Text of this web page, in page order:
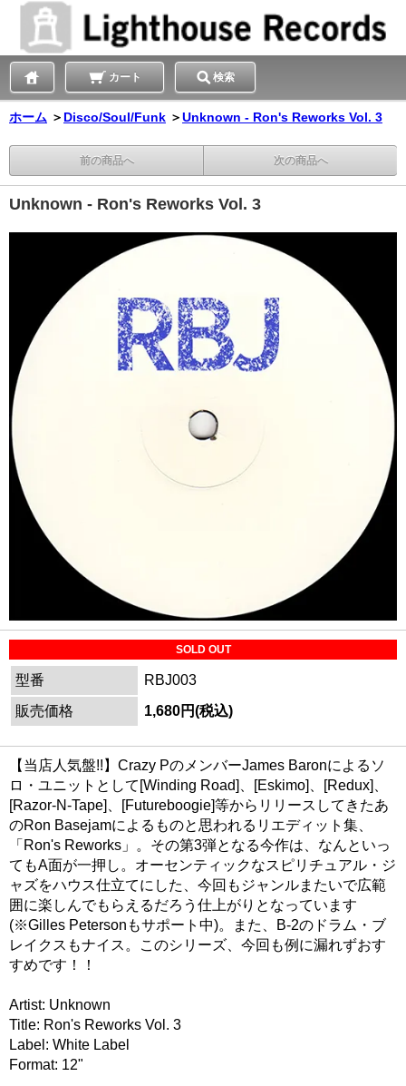
カート 検索
ホーム ＞ Disco/Soul/Funk ＞Unknown - Ron's Reworks Vol. 3
前の商品へ 次の商品へ
Unknown - Ron's Reworks Vol. 3
SOLD OUT
型番
RBJ003
販売価格
1,680円(税込)
【当店人気盤!!】Crazy PのメンバーJames Baronによるソ
ロ・ユニットとして[Winding Road]、[Eskimo]、[Redux]、
[Razor-N-Tape]、[Futureboogie]等からリリースしてきたあ
のRon Basejamによるものと思われるリエディット集、
「Ron's Reworks」。その第3弾となる今作は、なんといっ
てもA面が一押し。オーセンティックなスピリチュアル・ジ
ャズをハウス仕立てにした、今回もジャンルまたいで広範
囲に楽しんでもらえるだろう仕上がりとなっています
(※Gilles Petersonもサポート中)。また、B-2のドラム・ブ
レイクスもナイス。このシリーズ、今回も例に漏れずおす
すめです！！
Artist: Unknown
Title: Ron's Reworks Vol. 3
Label: White Label
Format: 12"